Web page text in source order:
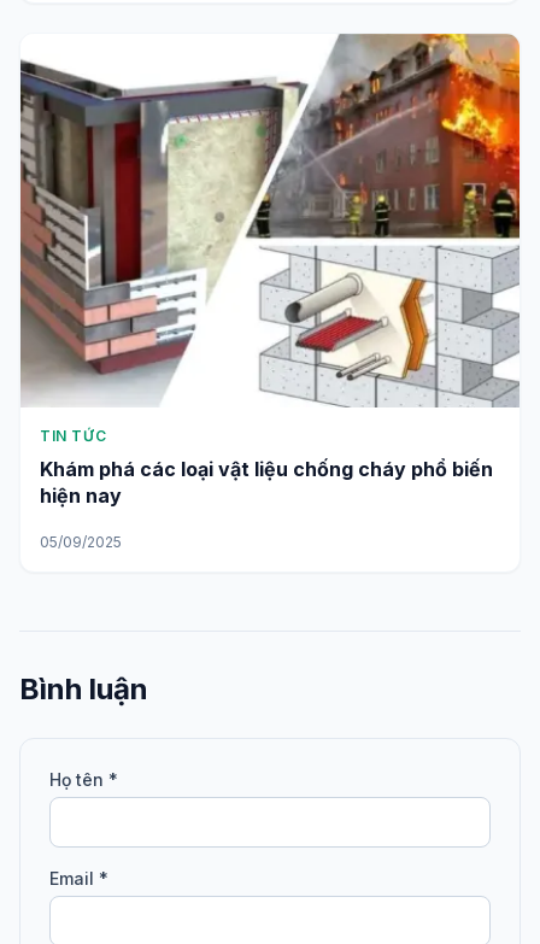
TIN TỨC
Khám phá các loại vật liệu chống cháy phổ biến
hiện nay
05/09/2025
Bình luận
Họ tên *
Email *